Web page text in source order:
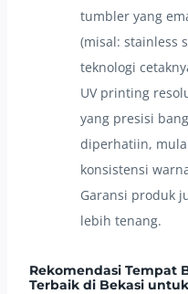
tumbler yang
(misal: stainless
teknologi
UV printing
yang presisi
diperhatiin,
konsistensi
Garansi produk
lebih tenang.
Rekomendasi Tempat
Terbaik di Bekasi